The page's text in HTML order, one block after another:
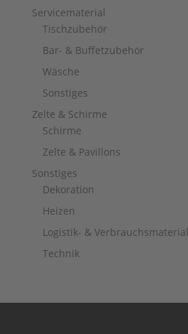
Servicematerial
Tischzubehör
Bar- & Buffetzubehör
Wäsche
Sonstiges
Zelte & Schirme
Schirme
Zelte & Pavillons
Sonstiges
Dekoration
Heizen
Logistik- & Verbrauchsmaterial
Technik